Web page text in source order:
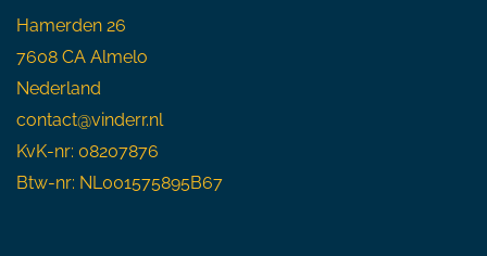
Hamerden 26
7608 CA Almelo
Nederland
contact@vinderr.nl
KvK-nr: 08207876
Btw-nr: NL001575895B67